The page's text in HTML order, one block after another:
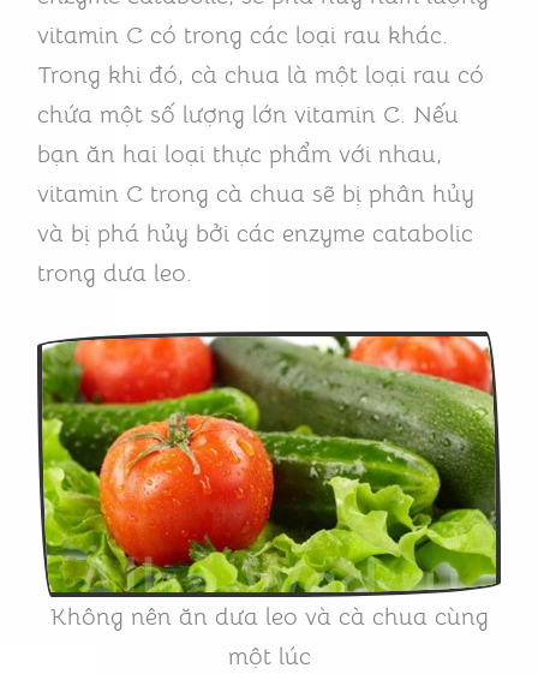
vitamin C có trong các loại rau khác.
Trong khi đó, cà chua là một loại rau có
chứa một số lượng lớn vitamin C. Nếu
bạn ăn hai loại thực phẩm với nhau,
vitamin C trong cà chua sẽ bị phân hủy
và bị phá hủy bởi các enzyme catabolic
trong dưa leo.
Không nên ăn dưa leo và cà chua cùng
một lúc